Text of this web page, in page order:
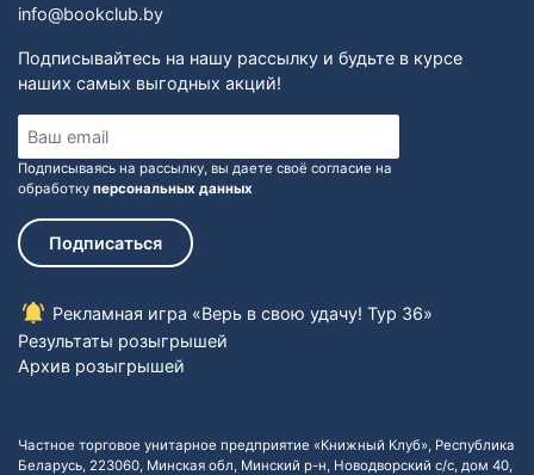
info@bookclub.by
Подписывайтесь на нашу рассылку и будьте в курсе
наших самых выгодных акций!
Подписываясь на рассылку, вы даете своё согласие на
обработку персональных данных
Подписаться
Рекламная игра «Верь в свою удачу! Тур 36»
Результаты розыгрышей
Архив розыгрышей
Частное торговое унитарное предприятие «Книжный Клуб», Республика
Беларусь, 223060, Минская обл, Минский р-н, Новодворский с/с, дом 40,